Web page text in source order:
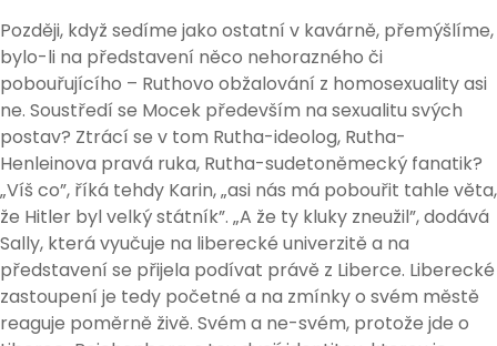
Později, když sedíme jako ostatní v kavárně, přemýšlíme,
bylo-li na představení něco nehorazného či
pobouřujícího – Ruthovo obžalování z homosexuality asi
ne. Soustředí se Mocek především na sexualitu svých
postav? Ztrácí se v tom Rutha-ideolog, Rutha-
Henleinova pravá ruka, Rutha-sudetoněmecký fanatik?
„Víš co”, říká tehdy Karin, „asi nás má pobouřit tahle věta,
že Hitler byl velký státník”. „A že ty kluky zneužil”, dodává
Sally, která vyučuje na liberecké univerzitě a na
představení se přijela podívat právě z Liberce. Liberecké
zastoupení je tedy početné a na zmínky o svém městě
reaguje poměrně živě. Svém a ne-svém, protože jde o